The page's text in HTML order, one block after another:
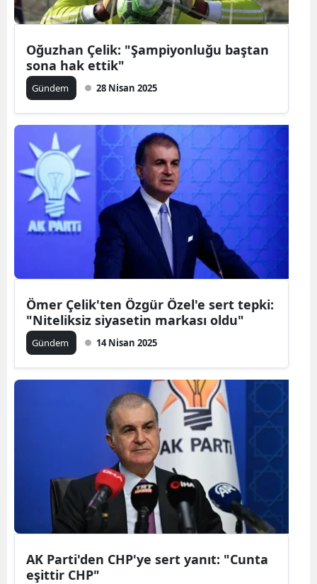
Oğuzhan Çelik: "Şampiyonluğu baştan
sona hak ettik"
Gündem 28 Nisan 2025
Ömer Çelik'ten Özgür Özel'e sert tepki:
"Niteliksiz siyasetin markası oldu"
Gündem 14 Nisan 2025
AK Parti'den CHP'ye sert yanıt: "Cunta
eşittir CHP"